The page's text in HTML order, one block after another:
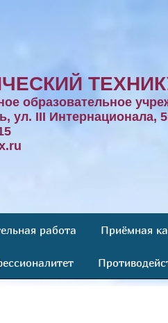
образовательное
ул. III Интернационала,
работа Приёмная